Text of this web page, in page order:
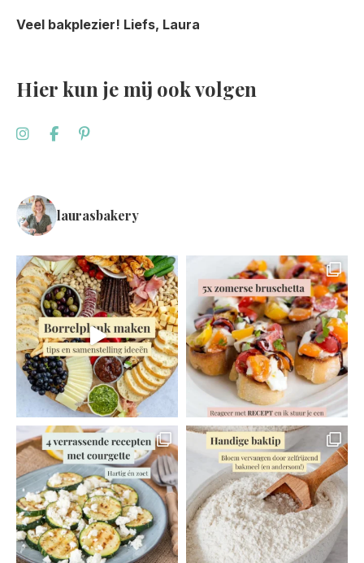
Veel bakplezier! Liefs, Laura
Hier kun je mij ook volgen
laurasbakery